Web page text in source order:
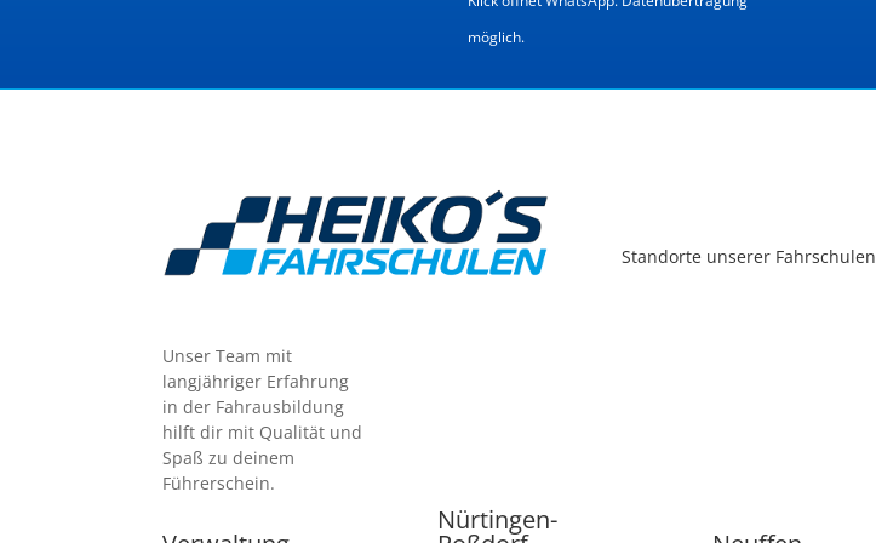
möglich.
Standorte unserer Fahrschulen
Unser Team mit
langjähriger Erfahrung
in der Fahrausbildung
hilft dir mit Qualität und
Spaß zu deinem
Führerschein.
Nürtingen-